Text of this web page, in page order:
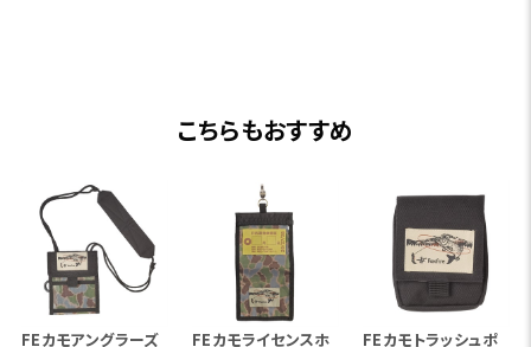
こちらもおすすめ
FEカモアングラーズ FEカモライセンスホ FEカモトラッシュポ